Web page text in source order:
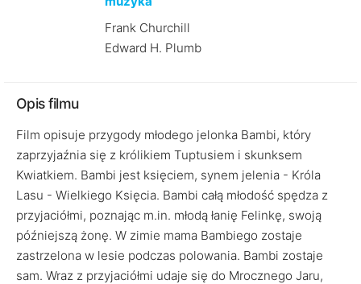
Frank Churchill
Edward H. Plumb
Opis filmu
Film opisuje przygody młodego jelonka Bambi, który
zaprzyjaźnia się z królikiem Tuptusiem i skunksem
Kwiatkiem. Bambi jest księciem, synem jelenia - Króla
Lasu - Wielkiego Księcia. Bambi całą młodość spędza z
przyjaciółmi, poznając m.in. młodą łanię Felinkę, swoją
późniejszą żonę. W zimie mama Bambiego zostaje
zastrzelona w lesie podczas polowania. Bambi zostaje
sam. Wraz z przyjaciółmi udaje się do Mrocznego Jaru,